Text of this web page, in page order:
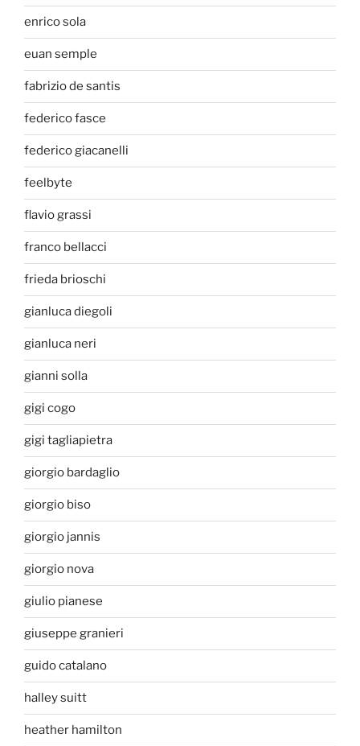
enrico sola
euan semple
fabrizio de santis
federico fasce
federico giacanelli
feelbyte
flavio grassi
franco bellacci
frieda brioschi
gianluca diegoli
gianluca neri
gianni solla
gigi cogo
gigi tagliapietra
giorgio bardaglio
giorgio biso
giorgio jannis
giorgio nova
giulio pianese
giuseppe granieri
guido catalano
halley suitt
heather hamilton